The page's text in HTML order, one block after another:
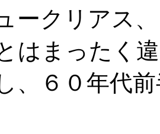
ークリアス
はまったく
、６０年代